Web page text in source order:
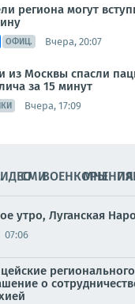
региона могут
ОФИЦ. Вчера, 20:07
из Москвы спасли
за 15 минут
Вчера, 17:09
СМИВОЕНКОРЫМНЕНИЯ
утро, Луганская
07:06
о